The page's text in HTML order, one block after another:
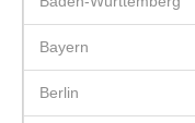
Bayern
Berlin